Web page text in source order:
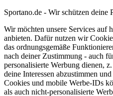
Sportano.de - Wir schützen deine
Wir möchten unsere Services auf
anbieten. Dafür nutzen wir
das ordnungsgemäße
nach deiner Zustimmung - auch
personalisierte Werbung dienen,
deine Interessen abzustimmen
Cookies und mobile Werbe-IDs
als auch nicht-personalisierte